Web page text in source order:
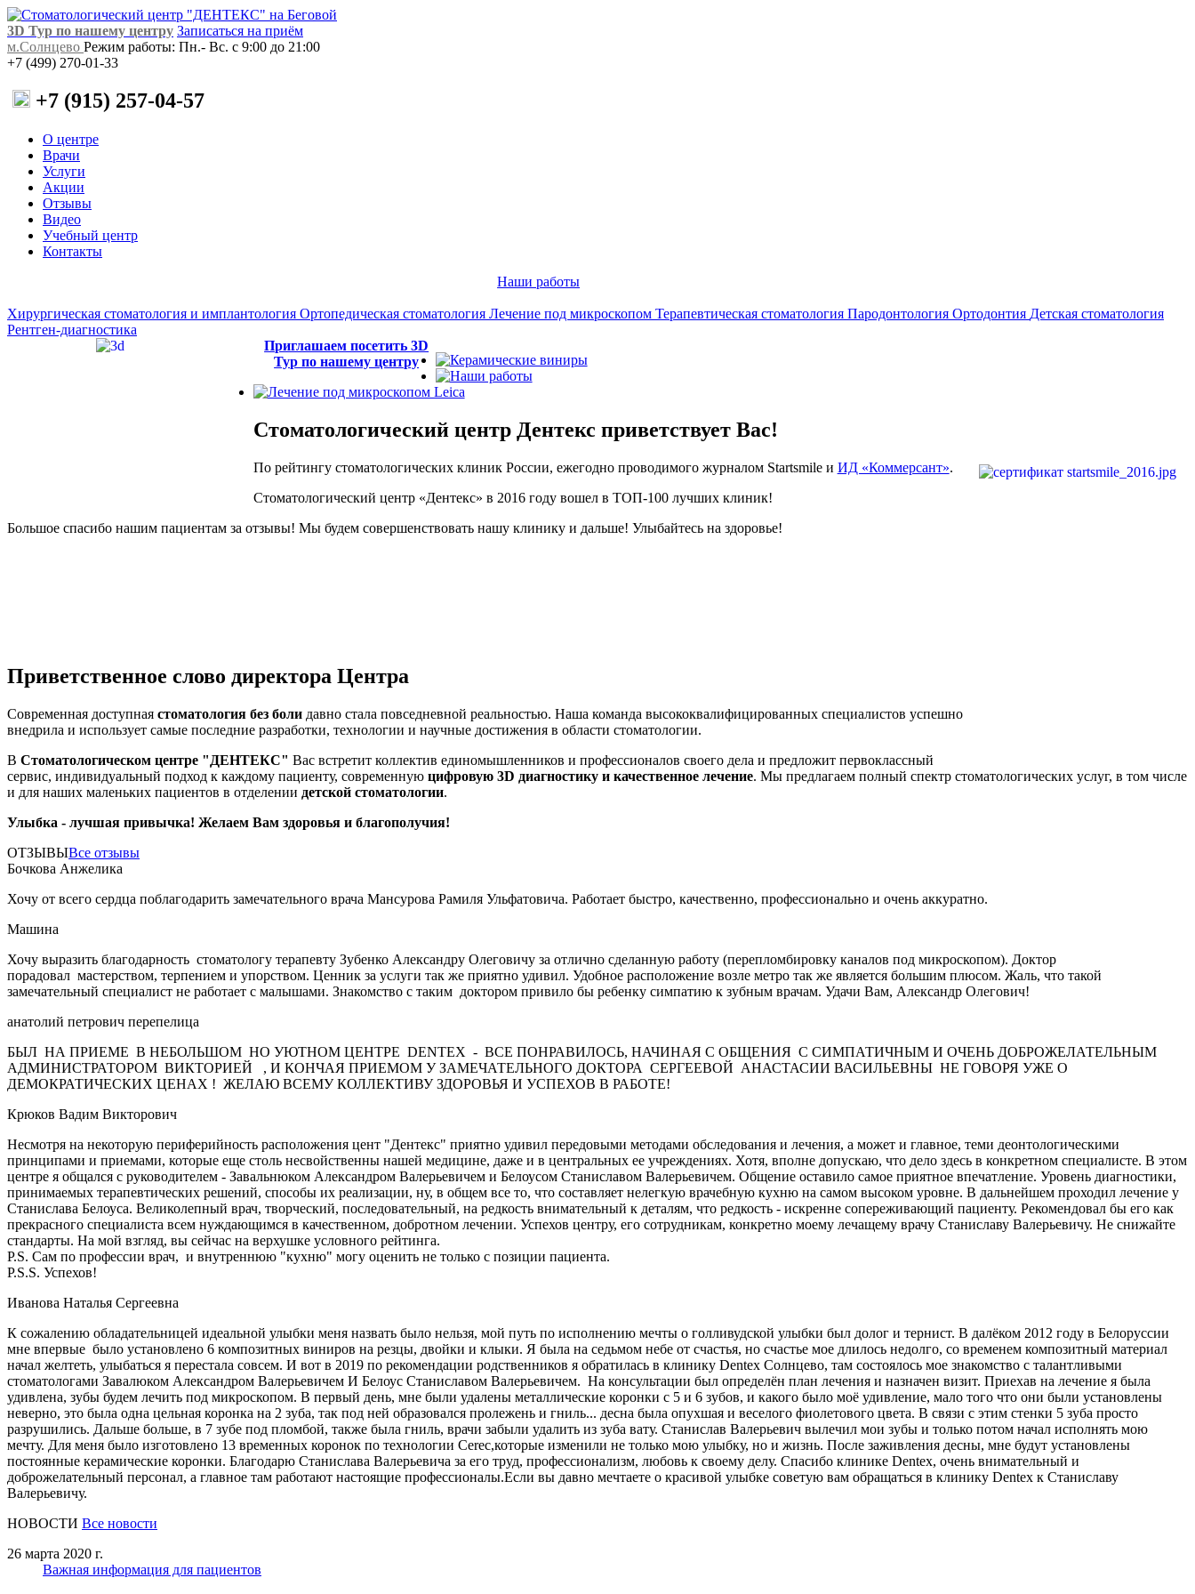
3D Тур по нашему центру Записаться на приём
м.Солнцево Режим работы: Пн.- Вс. с 9:00 до 21:00
+7 (499) 270-01-33
+7 (915) 257-04-57
О центре
Врачи
Услуги
Акции
Отзывы
Видео
Учебный центр
Контакты
Наши работы
Хирургическая стоматология и имплантология Ортопедическая стоматология Лечение под микроскопом Терапевтическая стоматология Пародонтология Ортодонтия Детская стоматология
Рентген-диагностика
Приглашаем посетить 3D
Тур по нашему центру
Стоматологический центр Дентекс приветствует Вас!
По рейтингу стоматологических клиник России, ежегодно проводимого журналом Startsmile и ИД «Коммерсант».
Стоматологический центр «Дентекс» в 2016 году вошел в ТОП-100 лучших клиник!
Большое спасибо нашим пациентам за отзывы! Мы будем совершенствовать нашу клинику и дальше! Улыбайтесь на здоровье!
Приветственное слово директора Центра
Современная доступная стоматология без боли давно стала повседневной реальностью. Наша команда высококвалифицированных специалистов успешно
внедрила и использует самые последние разработки, технологии и научные достижения в области стоматологии.
В Стоматологическом центре "ДЕНТЕКС" Вас встретит коллектив единомышленников и профессионалов своего дела и предложит первоклассный
сервис, индивидуальный подход к каждому пациенту, современную цифровую 3D диагностику и качественное лечение. Мы предлагаем полный спектр стоматологических услуг, в том числе
и для наших маленьких пациентов в отделении детской стоматологии.
Улыбка - лучшая привычка! Желаем Вам здоровья и благополучия!
ОТЗЫВЫВсе отзывы
Бочкова Анжелика
Хочу от всего сердца поблагодарить замечательного врача Мансурова Рамиля Ульфатовича. Работает быстро, качественно, профессионально и очень аккуратно.
Машина
Хочу выразить благодарность стоматологу терапевту Зубенко Александру Олеговичу за отлично сделанную работу (перепломбировку каналов под микроскопом). Доктор
порадовал мастерством, терпением и упорством. Ценник за услуги так же приятно удивил. Удобное расположение возле метро так же является большим плюсом. Жаль, что такой
замечательный специалист не работает с малышами. Знакомство с таким доктором привило бы ребенку симпатию к зубным врачам. Удачи Вам, Александр Олегович!
анатолий петрович перепелица
БЫЛ НА ПРИЕМЕ В НЕБОЛЬШОМ НО УЮТНОМ ЦЕНТРЕ DENTEX - ВСЕ ПОНРАВИЛОСЬ, НАЧИНАЯ С ОБЩЕНИЯ С СИМПАТИЧНЫМ И ОЧЕНЬ ДОБРОЖЕЛАТЕЛЬНЫМ
АДМИНИСТРАТОРОМ ВИКТОРИЕЙ , И КОНЧАЯ ПРИЕМОМ У ЗАМЕЧАТЕЛЬНОГО ДОКТОРА СЕРГЕЕВОЙ АНАСТАСИИ ВАСИЛЬЕВНЫ НЕ ГОВОРЯ УЖЕ О
ДЕМОКРАТИЧЕСКИХ ЦЕНАХ ! ЖЕЛАЮ ВСЕМУ КОЛЛЕКТИВУ ЗДОРОВЬЯ И УСПЕХОВ В РАБОТЕ!
Крюков Вадим Викторович
Несмотря на некоторую периферийность расположения цент "Дентекс" приятно удивил передовыми методами обследования и лечения, а может и главное, теми деонтологическими
принципами и приемами, которые еще столь несвойственны нашей медицине, даже и в центральных ее учреждениях. Хотя, вполне допускаю, что дело здесь в конкретном специалисте. В этом
центре я общался с руководителем - Завальнюком Александром Валерьевичем и Белоусом Станиславом Валерьевичем. Общение оставило самое приятное впечатление. Уровень диагностики,
принимаемых терапевтических решений, способы их реализации, ну, в общем все то, что составляет нелегкую врачебную кухню на самом высоком уровне. В дальнейшем проходил лечение у
Станислава Белоуса. Великолепный врач, творческий, последовательный, на редкость внимательный к деталям, что редкость - искренне сопереживающий пациенту. Рекомендовал бы его как
прекрасного специалиста всем нуждающимся в качественном, добротном лечении. Успехов центру, его сотрудникам, конкретно моему лечащему врачу Станиславу Валерьевичу. Не снижайте
стандарты. На мой взгляд, вы сейчас на верхушке условного рейтинга.
P.S. Сам по профессии врач, и внутреннюю "кухню" могу оценить не только с позиции пациента.
P.S.S. Успехов!
Иванова Наталья Сергеевна
К сожалению обладательницей идеальной улыбки меня назвать было нельзя, мой путь по исполнению мечты о голливудской улыбки был долог и тернист. В далёком 2012 году в Белоруссии
мне впервые было установлено 6 композитных виниров на резцы, двойки и клыки. Я была на седьмом небе от счастья, но счастье мое длилось недолго, со временем композитный материал
начал желтеть, улыбаться я перестала совсем. И вот в 2019 по рекомендации родственников я обратилась в клинику Dentex Солнцево, там состоялось мое знакомство с талантливыми
стоматологами Завалюком Александром Валерьевичем И Белоус Станиславом Валерьевичем. На консультации был определён план лечения и назначен визит. Приехав на лечение я была
удивлена, зубы будем лечить под микроскопом. В первый день, мне были удалены металлические коронки с 5 и 6 зубов, и какого было моё удивление, мало того что они были установлены
неверно, это была одна цельная коронка на 2 зуба, так под ней образовался пролежень и гниль... десна была опухшая и веселого фиолетового цвета. В связи с этим стенки 5 зуба просто
разрушились. Дальше больше, в 7 зубе под пломбой, также была гниль, врачи забыли удалить из зуба вату. Станислав Валерьевич вылечил мои зубы и только потом начал исполнять мою
мечту. Для меня было изготовлено 13 временных коронок по технологии Cerec,которые изменили не только мою улыбку, но и жизнь. После заживления десны, мне будут установлены
постоянные керамические коронки. Благодарю Станислава Валерьевича за его труд, профессионализм, любовь к своему делу. Спасибо клинике Dentex, очень внимательный и
доброжелательный персонал, а главное там работают настоящие профессионалы.Если вы давно мечтаете о красивой улыбке советую вам обращаться в клинику Dentex к Станиславу
Валерьевичу.
НОВОСТИ Все новости
26 марта 2020 г.
Важная информация для пациентов